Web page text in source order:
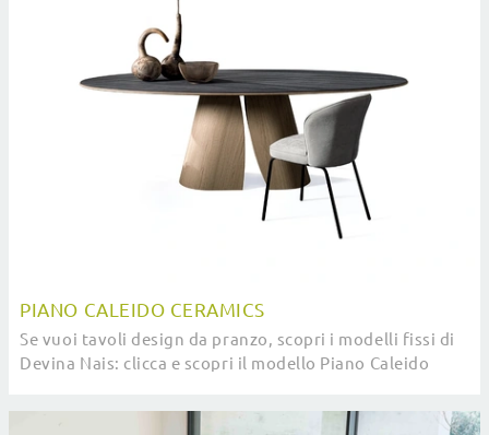
PIANO CALEIDO CERAMICS
Se vuoi tavoli design da pranzo, scopri i modelli fissi di
Devina Nais: clicca e scopri il modello Piano Caleido